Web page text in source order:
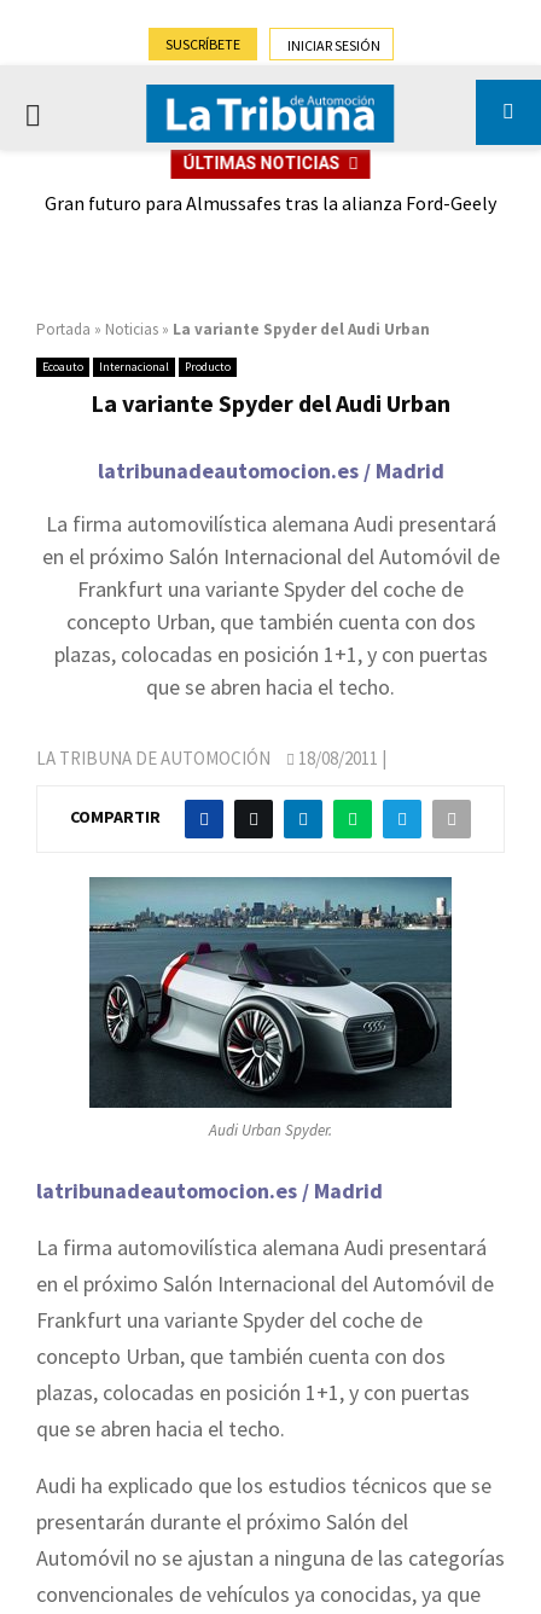
SUSCRÍBETE INICIAR SESIÓN
PRIMARY
ÚLTIMAS NOTICIAS
Gran futuro para Almussafes tras la alianza Ford-Geely
Portada » Noticias » La variante Spyder del Audi Urban
Ecoauto Internacional Producto
La variante Spyder del Audi Urban
latribunadeautomocion.es / Madrid
La firma automovilística alemana Audi presentará
en el próximo Salón Internacional del Automóvil de
Frankfurt una variante Spyder del coche de
concepto Urban, que también cuenta con dos
plazas, colocadas en posición 1+1, y con puertas
que se abren hacia el techo.
LA TRIBUNA DE AUTOMOCIÓN 18/08/2011 |
COMPARTIR
Audi Urban Spyder.
latribunadeautomocion.es / Madrid
La firma automovilística alemana Audi presentará
en el próximo Salón Internacional del Automóvil de
Frankfurt una variante Spyder del coche de
concepto Urban, que también cuenta con dos
plazas, colocadas en posición 1+1, y con puertas
que se abren hacia el techo.
Audi ha explicado que los estudios técnicos que se
presentarán durante el próximo Salón del
Automóvil no se ajustan a ninguna de las categorías
convencionales de vehículos ya conocidas, ya que